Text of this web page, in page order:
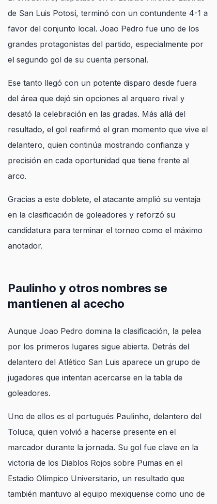
de San Luis Potosí, terminó con un contundente 4-1 a
favor del conjunto local. Joao Pedro fue uno de los
grandes protagonistas del partido, especialmente por
el segundo gol de su cuenta personal.
Ese tanto llegó con un potente disparo desde fuera
del área que dejó sin opciones al arquero rival y
desató la celebración en las gradas. Más allá del
resultado, el gol reafirmó el gran momento que vive el
delantero, quien continúa mostrando confianza y
precisión en cada oportunidad que tiene frente al
arco.
Gracias a este doblete, el atacante amplió su ventaja
en la clasificación de goleadores y reforzó su
candidatura para terminar el torneo como el máximo
anotador.
Paulinho y otros nombres se
mantienen al acecho
Aunque Joao Pedro domina la clasificación, la pelea
por los primeros lugares sigue abierta. Detrás del
delantero del Atlético San Luis aparece un grupo de
jugadores que intentan acercarse en la tabla de
goleadores.
Uno de ellos es el portugués Paulinho, delantero del
Toluca, quien volvió a hacerse presente en el
marcador durante la jornada. Su gol fue clave en la
victoria de los Diablos Rojos sobre Pumas en el
Estadio Olímpico Universitario, un resultado que
también mantuvo al equipo mexiquense como uno de